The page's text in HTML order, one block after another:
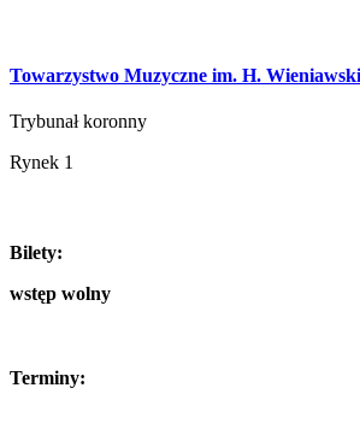
Towarzystwo Muzyczne im. H.
Trybunał koronny
Rynek 1
Bilety:
wstęp wolny
Terminy: